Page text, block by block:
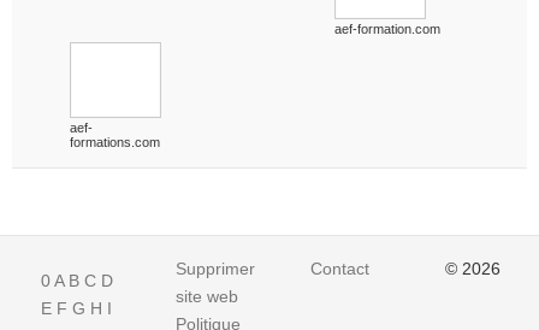
aef-formation.com
aef-
formations.com
0A B C D
E F G H I
Supprimer
site web
Politique
Contact © 2026